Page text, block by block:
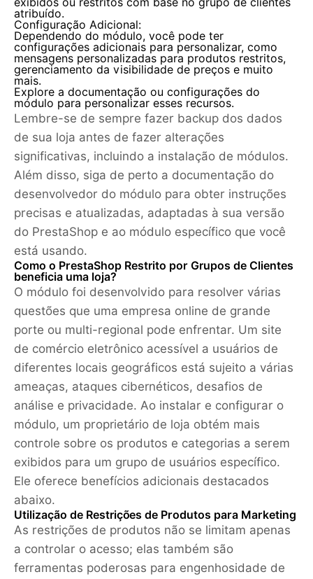
exibidos ou restritos com base no grupo de clientes
atribuído.
Configuração Adicional:
Dependendo do módulo, você pode ter
configurações adicionais para personalizar, como
mensagens personalizadas para produtos restritos,
gerenciamento da visibilidade de preços e muito
mais.
Explore a documentação ou configurações do
módulo para personalizar esses recursos.
Lembre-se de sempre fazer backup dos dados
de sua loja antes de fazer alterações
significativas, incluindo a instalação de módulos.
Além disso, siga de perto a documentação do
desenvolvedor do módulo para obter instruções
precisas e atualizadas, adaptadas à sua versão
do PrestaShop e ao módulo específico que você
está usando.
Como o PrestaShop Restrito por Grupos de Clientes
beneficia uma loja?
O módulo foi desenvolvido para resolver várias
questões que uma empresa online de grande
porte ou multi-regional pode enfrentar. Um site
de comércio eletrônico acessível a usuários de
diferentes locais geográficos está sujeito a várias
ameaças, ataques cibernéticos, desafios de
análise e privacidade. Ao instalar e configurar o
módulo, um proprietário de loja obtém mais
controle sobre os produtos e categorias a serem
exibidos para um grupo de usuários específico.
Ele oferece benefícios adicionais destacados
abaixo.
Utilização de Restrições de Produtos para Marketing
As restrições de produtos não se limitam apenas
a controlar o acesso; elas também são
ferramentas poderosas para engenhosidade de